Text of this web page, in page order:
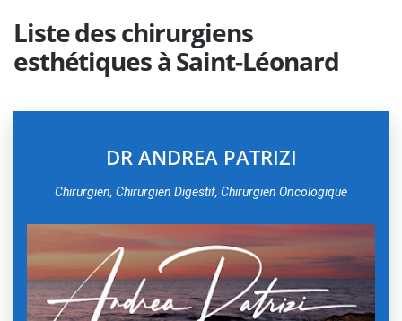
Liste des chirurgiens
esthétiques à Saint-Léonard
DR ANDREA PATRIZI
Chirurgien, Chirurgien Digestif, Chirurgien Oncologique